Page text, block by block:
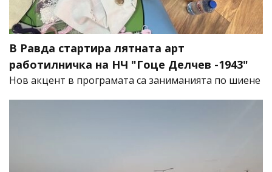
В Равда стартира лятната арт
работилничка на НЧ "Гоце Делчев -1943"
Нов акцент в програмата са заниманията по шиене